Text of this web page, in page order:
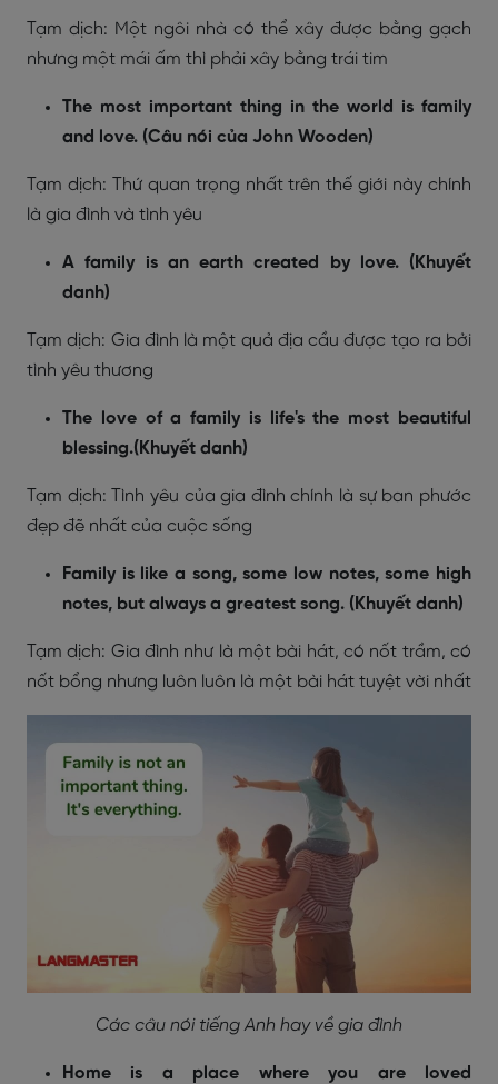
Tạm dịch: Một ngôi nhà có thể xây được bằng gạch
nhưng một mái ấm thì phải xây bằng trái tim
The most important thing in the world is family
and love. (Câu nói của John Wooden)
Tạm dịch: Thứ quan trọng nhất trên thế giới này chính
là gia đình và tình yêu
A family is an earth created by love. (Khuyết
danh)
Tạm dịch: Gia đình là một quả địa cầu được tạo ra bởi
tình yêu thương
The love of a family is life's the most beautiful
blessing.(Khuyết danh)
Tạm dịch: Tình yêu của gia đình chính là sự ban phước
đẹp đẽ nhất của cuộc sống
Family is like a song, some low notes, some high
notes, but always a greatest song. (Khuyết danh)
Tạm dịch: Gia đình như là một bài hát, có nốt trầm, có
nốt bổng nhưng luôn luôn là một bài hát tuyệt vời nhất
Các câu nói tiếng Anh hay về gia đình
Home is a place where you are loved